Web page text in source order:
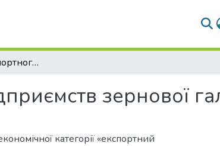
Формування експортного потенціалу підприємств зернової галузі
зернової
категорії «експортний